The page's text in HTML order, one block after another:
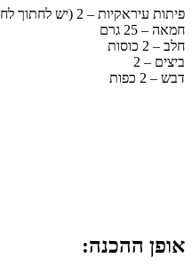
פיתות עיראקיות – 2 (יש לחתוך לחתיכות קטנות)
חמאה – 25 גרם
חלב – 2 כוסות
ביצים – 2
דבש – 2 כפות
אופן ההכנה: